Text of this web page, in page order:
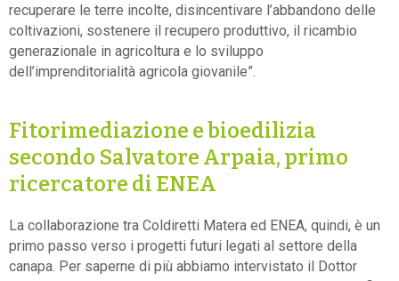
recuperare le terre incolte, disincentivare l’abbandono delle
coltivazioni, sostenere il recupero produttivo, il ricambio
generazionale in agricoltura e lo sviluppo
dell’imprenditorialità agricola giovanile”.
Fitorimediazione e bioedilizia
secondo Salvatore Arpaia, primo
ricercatore di ENEA
La collaborazione tra Coldiretti Matera ed ENEA, quindi, è un
primo passo verso i progetti futuri legati al settore della
canapa. Per saperne di più abbiamo intervistato il Dottor